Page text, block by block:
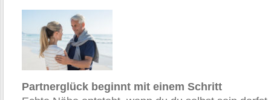
Partnerglück beginnt mit einem Schritt